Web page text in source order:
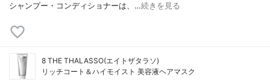
シャンプー・コンディショナーは、…続きを見る
8 THE THALASSO(エイトザタラソ)
リッチコート＆ハイモイスト 美容液ヘアマスク